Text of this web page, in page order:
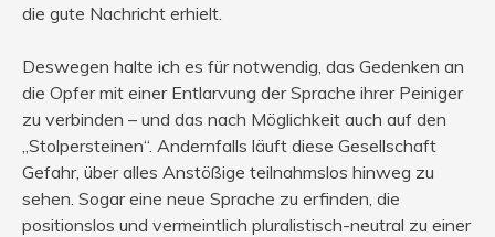
die gute Nachricht erhielt.
Deswegen halte ich es für notwendig, das Gedenken an
die Opfer mit einer Entlarvung der Sprache ihrer Peiniger
zu verbinden – und das nach Möglichkeit auch auf den
„Stolpersteinen“. Andernfalls läuft diese Gesellschaft
Gefahr, über alles Anstößige teilnahmslos hinweg zu
sehen. Sogar eine neue Sprache zu erfinden, die
positionslos und vermeintlich pluralistisch-neutral zu einer